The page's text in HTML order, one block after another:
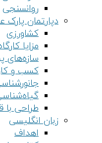
روانسنجی
دپارتمان
کشاورزی
مزایا
سازه‌های
کسب و
طراحی با
زبان انگلیسی
اهداف